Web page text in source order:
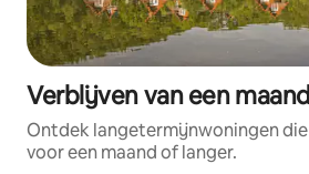
Verblijven van een
Ontdek langetermijnwoningen die
voor een maand of langer.